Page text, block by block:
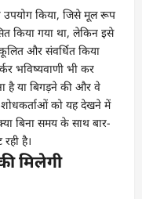
उपयोग किया, जिसे मूल रूप
किया गया था, लेकिन इसे
और संवर्धित किया
भविष्यवाणी भी कर
है या बिगड़ने की और वे
शोधकर्ताओं को यह देखने में
बिना समय के साथ बार-
है।
मिलेगी